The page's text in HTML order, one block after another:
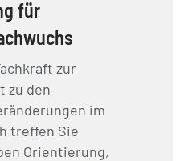
für
zur
zu den
im
treffen Sie
Orientierung,